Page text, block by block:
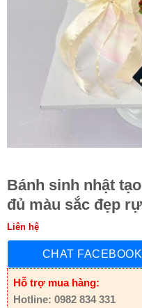
Bánh sinh nhật
đủ màu sắc đẹp
Liên hệ
CHAT FACEBOOK
Hỗ trợ mua hàng:
Hotline: 0982 834 331